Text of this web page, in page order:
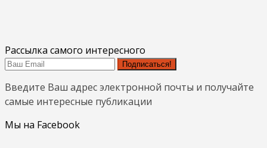
Рассылка самого интересного
Подписаться!
Введите Ваш адрес электронной почты и получайте
самые интересные публикации
Мы на Facebook